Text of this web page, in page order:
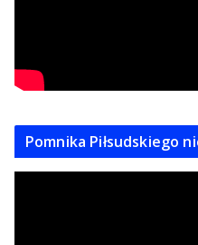
Pomnika Piłsudskiego